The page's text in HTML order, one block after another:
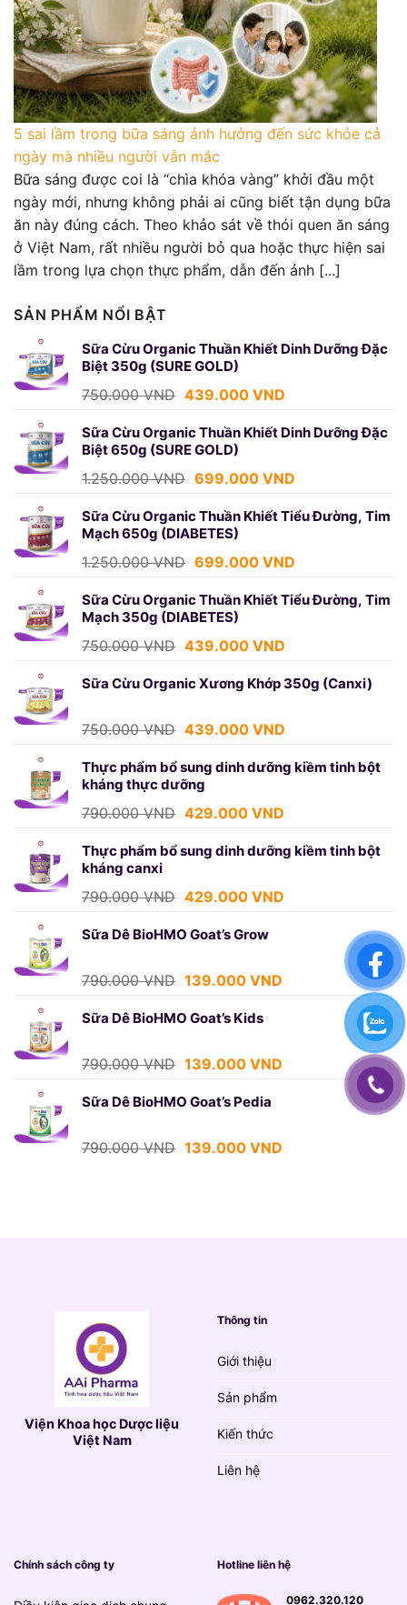
5 sai lầm trong bữa sáng ảnh hưởng đến sức khỏe cả
ngày mà nhiều người vẫn mắc
Bữa sáng được coi là “chìa khóa vàng” khởi đầu một
ngày mới, nhưng không phải ai cũng biết tận dụng bữa
ăn này đúng cách. Theo khảo sát về thói quen ăn sáng
ở Việt Nam, rất nhiều người bỏ qua hoặc thực hiện sai
lầm trong lựa chọn thực phẩm, dẫn đến ảnh [...]
SẢN PHẨM NỔI BẬT
Sữa Cừu Organic Thuần Khiết Dinh Dưỡng Đặc
Biệt 350g (SURE GOLD)
750.000VND Giá
là:
750.000 VND.
439.000 VNDGiá
tại
439.000 VND.
Sữa Cừu Organic Thuần Khiết Dinh Dưỡng Đặc
Biệt 650g (SURE GOLD)
1.250.000VND Giá
là:
1.250.000 VND.
699.000 VNDGiá
tại
Sữa Cừu Organic Thuần Khiết Tiểu Đường, Tim
Mạch 650g (DIABETES)
1.250.000VND Giá
là:
1.250.000 VND.
699.000 VNDGiá
tại
Sữa Cừu Organic Thuần Khiết Tiểu Đường, Tim
Mạch 350g (DIABETES)
750.000VND Giá
là:
439.000 VNDGiá
tại
Sữa Cừu Organic Xương Khớp 350g (Canxi)
750.000VND Giá
là:
750.000 VND.
439.000 VNDGiá
tại
Thực phẩm bổ sung dinh dưỡng kiềm tinh bột
kháng thực dưỡng
790.000VND Giá
là:
429.000 VNDGiá
tại
Thực phẩm bổ sung dinh dưỡng kiềm tinh bột
kháng canxi
790.000VND Giá
là:
429.000 VNDGiá
429.000 VND.
Sữa Dê BioHMO Goat’s Grow
790.000VND Giá
là:
139.000 VNDGiá
139.000 VND.
Sữa Dê BioHMO Goat’s Kids
790.000VND Giá
là:
139.000 VNDGiá
Sữa Dê BioHMO Goat’s Pedia
790.000VND Giá
139.000 VNDGiá
Viện Khoa học Dược liệu
Việt Nam
Thông tin
Giới thiệu
Sản phẩm
Kiến thức
Liên hệ
Chính sách công ty Hotline liên hệ
0962.320.120